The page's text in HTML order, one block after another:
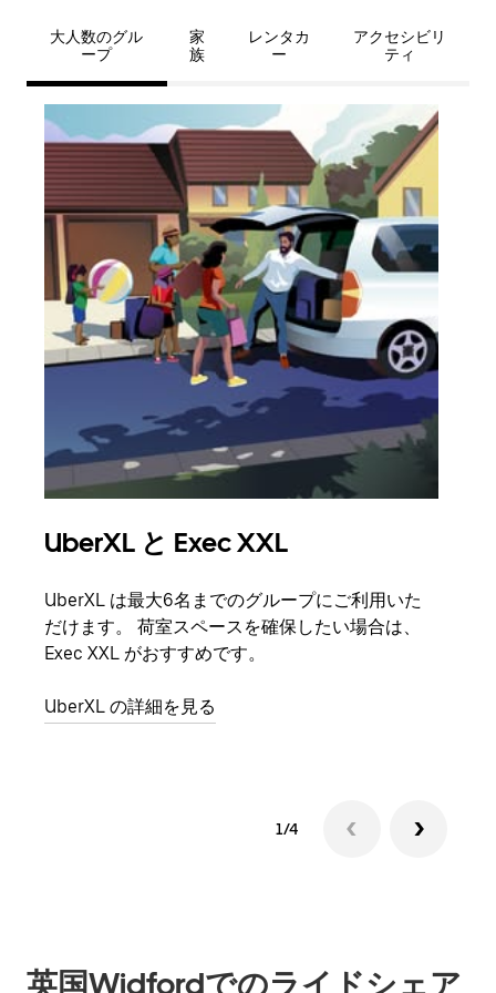
大人数のグル
ープ
家
族
レンタカ
ー
アクセシビリ
ティ
UberXL と Exec XXL
UberXL は最大6名までのグループにご利用いた
だけます。 荷室スペースを確保したい場合は、
Exec XXL がおすすめです。
UberXL の詳細を見る
1/4
英国Widfordでのライドシェア